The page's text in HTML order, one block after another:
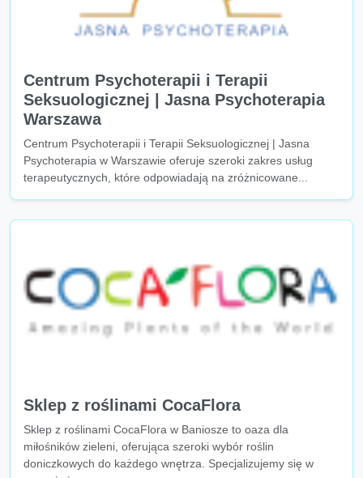
Centrum Psychoterapii i Terapii
Seksuologicznej | Jasna Psychoterapia
Warszawa
Centrum Psychoterapii i Terapii Seksuologicznej | Jasna
Psychoterapia w Warszawie oferuje szeroki zakres usług
terapeutycznych, które odpowiadają na zróżnicowane...
Sklep z roślinami CocaFlora
Sklep z roślinami CocaFlora w Baniosze to oaza dla
miłośników zieleni, oferująca szeroki wybór roślin
doniczkowych do każdego wnętrza. Specjalizujemy się w